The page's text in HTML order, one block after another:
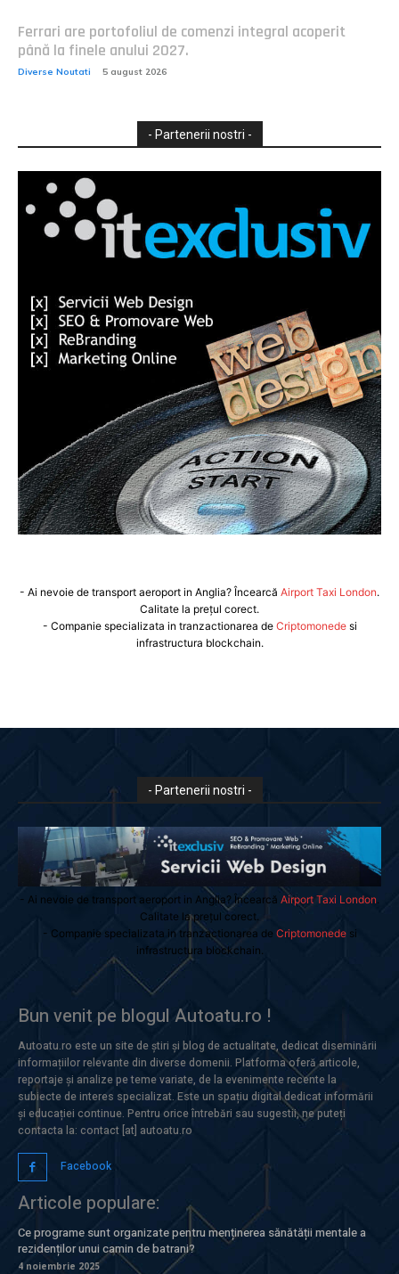
Ferrari are portofoliul de comenzi integral acoperit
până la finele anului 2027.
Diverse Noutati 5 august 2026
- Partenerii nostri -
- Ai nevoie de transport aeroport in Anglia? Încearcă Airport Taxi London.
Calitate la prețul corect.
- Companie specializata in tranzactionarea de Criptomonedesi
infrastructura blockchain.
- Partenerii nostri -
- Ai nevoie de transport aeroport in Anglia? Încearcă Airport Taxi London
Calitate la prețul corect.
- Companie specializata in tranzactionarea de Criptomonedesi
infrastructura blockchain.
Bun venit pe blogul Autoatu.ro !
Autoatu.ro este un site de știri și blog de actualitate, dedicat diseminării
informațiilor relevante din diverse domenii. Platforma oferă articole,
reportaje și analize pe teme variate, de la evenimente recente la
subiecte de interes specializat. Este un spațiu digital dedicat informării
și educației continue. Pentru orice întrebări sau sugestii, ne puteți
contacta la: contact [at] autoatu.ro
Facebook
Articole populare:
Ce programe sunt organizate pentru menținerea sănătății mentale a
rezidenților unui camin de batrani?
4 noiembrie 2025